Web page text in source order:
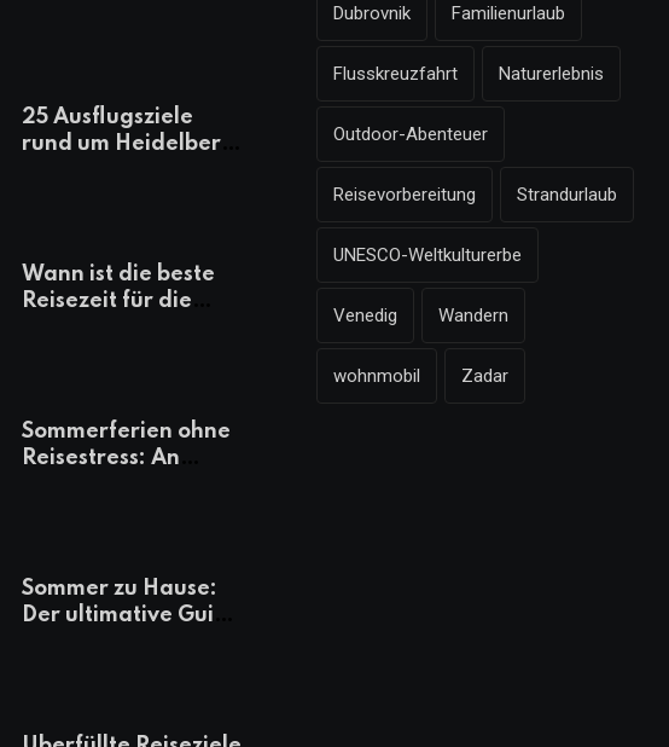
25 Ausflugsziele
rund um Heidelberg,
Wann ist die beste
Reisezeit für die
Sommerferien ohne
Reisestress: An
Sommer zu Hause:
Der ultimative Guide
Dubrovnik Familienurlaub
Flusskreuzfahrt Naturerlebnis
Outdoor-Abenteuer
Reisevorbereitung Strandurlaub
UNESCO-Weltkulturerbe
Venedig Wandern
wohnmobil Zadar